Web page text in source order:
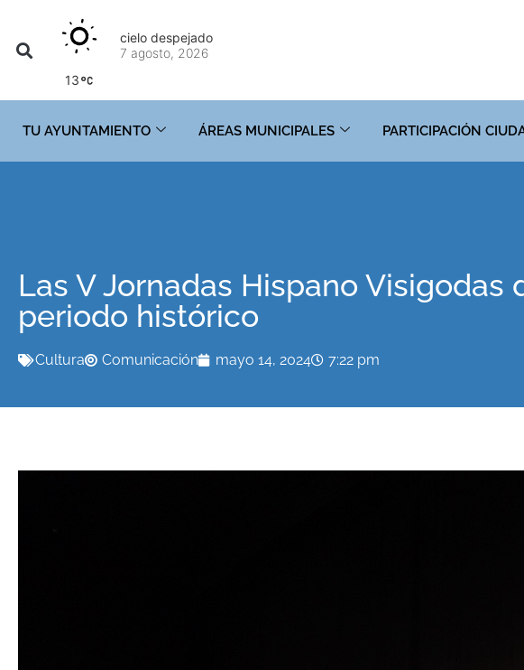
13
cielo despejado
7 agosto, 2026
TU AYUNTAMIENTO ÁREAS MUNICIPALES PARTICIPACIÓN
Las V Jornadas Hispano
periodo histórico
Cultura Comunicación mayo 14, 2024 7:22 pm